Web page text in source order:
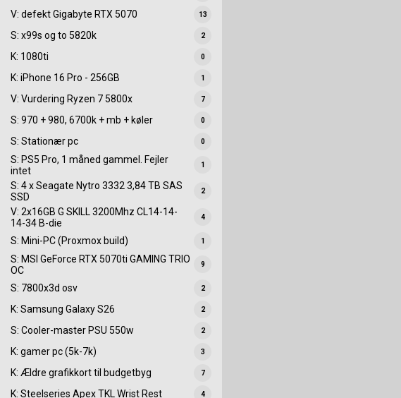
V: defekt Gigabyte RTX 5070 13
S: x99s og to 5820k 2
K: 1080ti 0
K: iPhone 16 Pro - 256GB 1
V: Vurdering Ryzen 7 5800x 7
S: 970 + 980, 6700k + mb + køler 0
S: Stationær pc 0
S: PS5 Pro, 1 måned gammel. Fejler
intet
1
S: 4 x Seagate Nytro 3332 3,84 TB SAS
SSD
2
V: 2x16GB G SKILL 3200Mhz CL14-14-
14-34 B-die
4
S: Mini-PC (Proxmox build) 1
S: MSI GeForce RTX 5070ti GAMING TRIO
OC
9
S: 7800x3d osv 2
K: Samsung Galaxy S26 2
S: Cooler-master PSU 550w 2
K: gamer pc (5k-7k) 3
K: Ældre grafikkort til budgetbyg 7
K: Steelseries Apex TKL Wrist Rest 4